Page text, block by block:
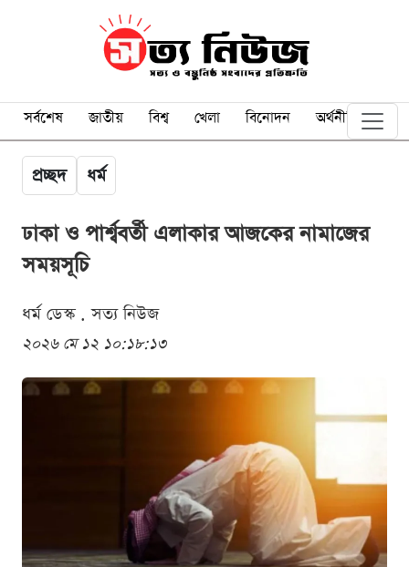
সর্বশেষ জাতীয় বিশ্ব খেলা বিনোদন অর্থনীতি
প্রচ্ছদ ধর্ম
ঢাকা ও পার্শ্ববর্তী এলাকার আজকের নামাজের
সময়সূচি
ধর্ম ডেস্ক . সত্য নিউজ
২০২৬ মে ১২ ১০:১৮:১৩